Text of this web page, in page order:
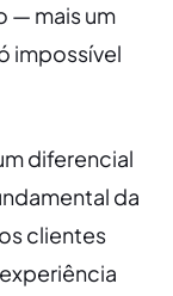
— mais um
impossível
diferencial
da
clientes